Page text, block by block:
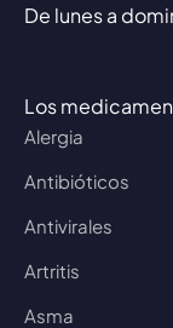
De lunes a
Los
Alergia
Antibióticos
Antivirales
Artritis
Asma